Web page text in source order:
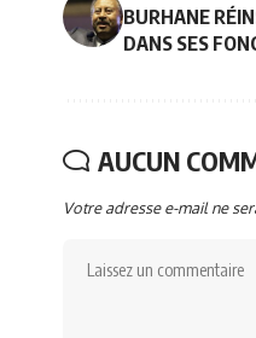
BURHANE
DANS SES
AUCUN
Votre adresse e-mail ne